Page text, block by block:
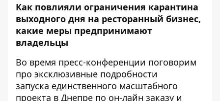
Как повлияли ограничения карантина
выходного дня на ресторанный бизнес,
какие меры предпринимают
владельцы
Во время пресс-конференции поговорим
про эксклюзивные подробности
запуска единственного масштабного
проекта в Днепре по он-лайн заказу и